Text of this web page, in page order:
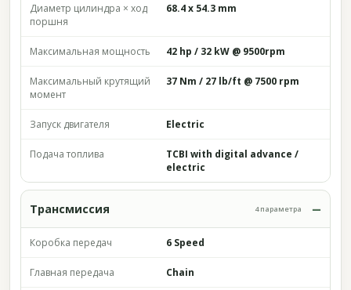
Диаметр цилиндра × ход
поршня
68.4 x 54.3 mm
Максимальная мощность 42 hp / 32 kW @ 9500rpm
Максимальный крутящий
момент
37 Nm / 27 lb/ft @ 7500 rpm
Запуск двигателя Electric
Подача топлива
TCBI with digital advance /
electric
Трансмиссия 4 параметра
Коробка передач 6 Speed
Главная передача Chain